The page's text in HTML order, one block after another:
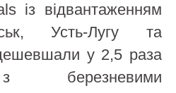
із відвантаженням
Усть-Лугу та
у 2,5 раза
березневими